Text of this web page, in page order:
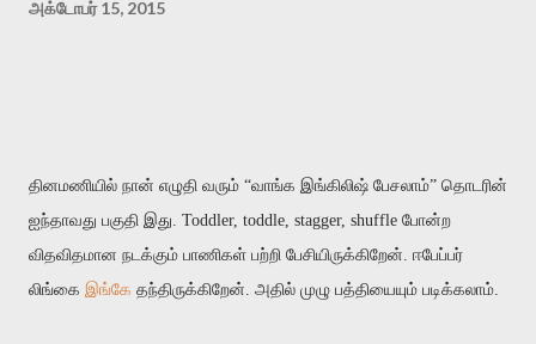
அக்டோபர் 15, 2015
தினமணியில் நான் எழுதி வரும் “வாங்க இங்கிலிஷ் பேசலாம்” தொடரின்
ஐந்தாவது பகுதி இது. Toddler, toddle, stagger, shuffle போன்ற
விதவிதமான நடக்கும் பாணிகள் பற்றி பேசியிருக்கிறேன். ஈபேப்பர்
லிங்கை இங்கே தந்திருக்கிறேன். அதில் முழு பத்தியையும் படிக்கலாம்.